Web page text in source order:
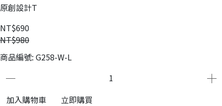
原創設計T
NT$690
NT$980
商品編號: G258-W-L
加入購物車 立即購買